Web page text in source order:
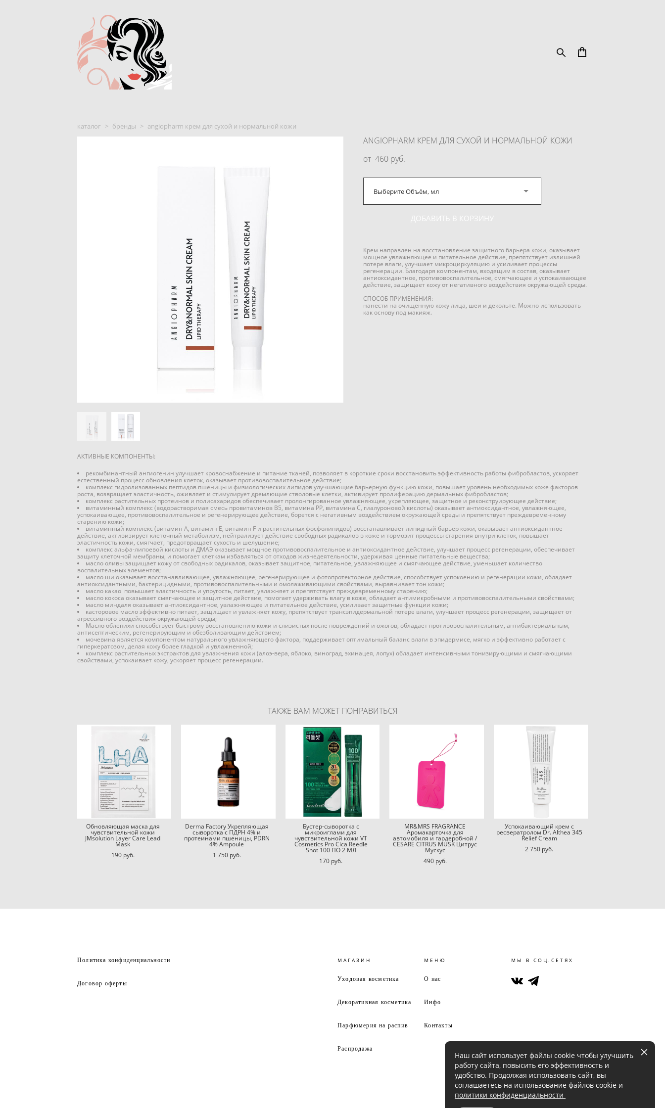
каталог > бренды > angiopharm крем для сухой и нормальной кожи
ANGIOPHARM КРЕМ ДЛЯ СУХОЙ И НОРМАЛЬНОЙ КОЖИ
от 460 pуб.
Выберите Объём, мл
ДОБАВИТЬ В КОРЗИНУ
Крем направлен на восстановление защитного барьера кожи, оказывает
мощное увлажняющее и питательное действие, препятствует излишней
потере влаги, улучшает микроциркуляцию и усиливает процессы
регенерации. Благодаря компонентам, входящим в состав, оказывает
антиоксидантное, противовоспалительное, смягчающее и успокаивающее
действие, защищает кожу от негативного воздействия окружающей среды.
СПОСОБ ПРИМЕНЕНИЯ:
нанести на очищенную кожу лица, шеи и декольте. Можно использовать
как основу под макияж.
АКТИВНЫЕ КОМПОНЕНТЫ:
рекомбинантный ангиогенин улучшает кровоснабжение и питание тканей, позволяет в короткие сроки восстановить эффективность работы фибробластов, ускоряет
естественный процесс обновления клеток, оказывает противовоспалительное действие;
комплекс гидролизованных пептидов пшеницы и физиологических липидов улучшающие барьерную функцию кожи, повышает уровень необходимых коже факторов
роста, возвращает эластичность, оживляет и стимулирует дремлющие стволовые клетки, активирует пролиферацию дермальных фибробластов;
комплекс растительных протеинов и полисахаридов обеспечивает пролонгированное увлажняющее, укрепляющее, защитное и реконструирующее действие;
витаминный комплекс (водорастворимая смесь провитаминов В5, витамина РР, витамина С, гиалуроновой кислоты) оказывает антиоксидантное, увлажняющее,
успокаивающее, противовоспалительное и регенерирующее действие, борется с негативным воздействием окружающей среды и препятствует преждевременному
старению кожи;
витаминный комплекс (витамин А, витамин Е, витамин F и растительных фосфолипидов) восстанавливает липидный барьер кожи, оказывает антиоксидантное
действие, активизирует клеточный метаболизм, нейтрализует действие свободных радикалов в коже и тормозит процессы старения внутри клеток, повышает
эластичность кожи, смягчает, предотвращает сухость и шелушение;
комплекс альфа-липоевой кислоты и ДМАЭ оказывает мощное противовоспалительное и антиоксидантное действие, улучшает процесс регенерации, обеспечивает
защиту клеточной мембраны, и помогает клеткам избавляться от отходов жизнедеятельности, удерживая ценные питательные вещества;
масло оливы защищает кожу от свободных радикалов, оказывает защитное, питательное, увлажняющее и смягчающее действие, уменьшает количество
воспалительных элементов;
масло ши оказывает восстанавливающее, увлажняющее, регенерирующее и фотопротекторное действие, способствует успокоению и регенерации кожи, обладает
антиоксидантными, бактерицидными, противовоспалительными и омолаживающими свойствами, выравнивает тон кожи;
масло какао повышает эластичность и упругость, питает, увлажняет и препятствует преждевременному старению;
масло кокоса оказывает смягчающее и защитное действие, помогает удерживать влагу в коже, обладает антимикробными и противовоспалительными свойствами;
масло миндаля оказывает антиоксидантное, увлажняющее и питательное действие, усиливает защитные функции кожи;
касторовое масло эффективно питает, защищает и увлажняет кожу, препятствует трансэпидермальной потере влаги, улучшает процесс регенерации, защищает от
агрессивного воздействия окружающей среды;
Масло облепихи способствует быстрому восстановлению кожи и слизистых после повреждений и ожогов, обладает противовоспалительным, антибактериальным,
антисептическим, регенерирующим и обезболивающим действием;
мочевина является компонентом натурального увлажняющего фактора, поддерживает оптимальный баланс влаги в эпидермисе, мягко и эффективно работает с
гиперкератозом, делая кожу более гладкой и увлажненной;
комплекс растительных экстрактов для увлажнения кожи (алоэ-вера, яблоко, виноград, эхинацея, лопух) обладает интенсивными тонизирующими и смягчающими
свойствами, успокаивает кожу, ускоряет процесс регенерации.
ТАКЖЕ ВАМ МОЖЕТ ПОНРАВИТЬСЯ
Обновляющая маска для
чувствительной кожи
JMsolution Layer Care Lead
Mask
190 pуб.
Derma Factory Укрепляющая
сыворотка с ПДРН 4% и
протеинами пшеницы, PDRN
4% Ampoule
1 750 pуб.
Бустер-сыворотка с
микроиглами для
чувствительной кожи VT
Cosmetics Pro Cica Reedle
Shot 100 ПО 2 МЛ
170 pуб.
MR&MRS FRAGRANCE
Аромакарточка для
автомобиля и гардеробной /
CESARE CITRUS MUSK Цитрус
Мускус
490 pуб.
Успокаивающий крем с
ресвератролом Dr. Althea 345
Relief Cream
2 750 pуб.
Политика конфиденциальности
Договор оферты
МАГАЗИН
Уходовая косметика
Декоративная косметика
Парфюмерия на распив
Распродажа
МЕНЮ
О нас
Инфо
Контакты
МЫ В СОЦ.СЕТЯХ
Наш сайт использует файлы cookie чтобы улучшить
работу сайта, повысить его эффективность и
удобство. Продолжая использовать сайт, вы
соглашаетесь на использование файлов cookie и
политики конфиденциальности